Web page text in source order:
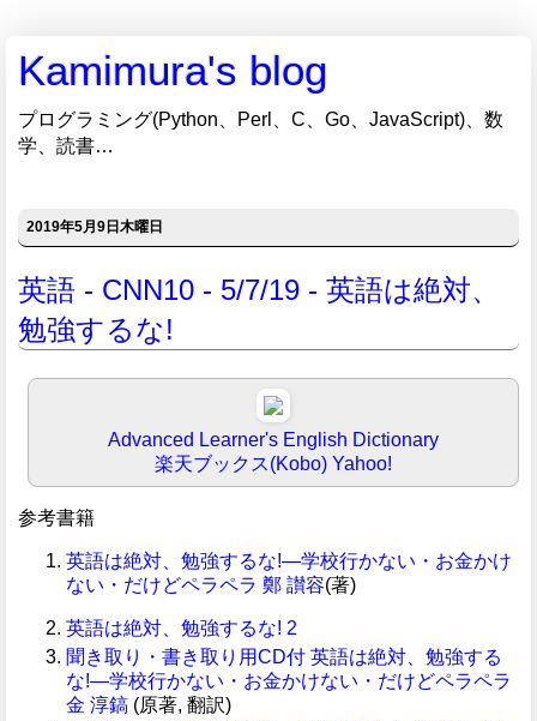
Kamimura's blog
プログラミング(Python、Perl、C、Go、JavaScript)、数
学、読書…
2019年5月9日木曜日
英語 - CNN10 - 5/7/19 - 英語は絶対、
勉強するな!
Advanced Learner's English Dictionary
楽天ブックス(Kobo) Yahoo!
参考書籍
英語は絶対、勉強するな!―学校行かない・お金かけ
ない・だけどペラペラ 鄭 讃容(著)
英語は絶対、勉強するな! 2
聞き取り・書き取り用CD付 英語は絶対、勉強する
な!―学校行かない・お金かけない・だけどペラペラ
金 淳鎬 (原著, 翻訳)